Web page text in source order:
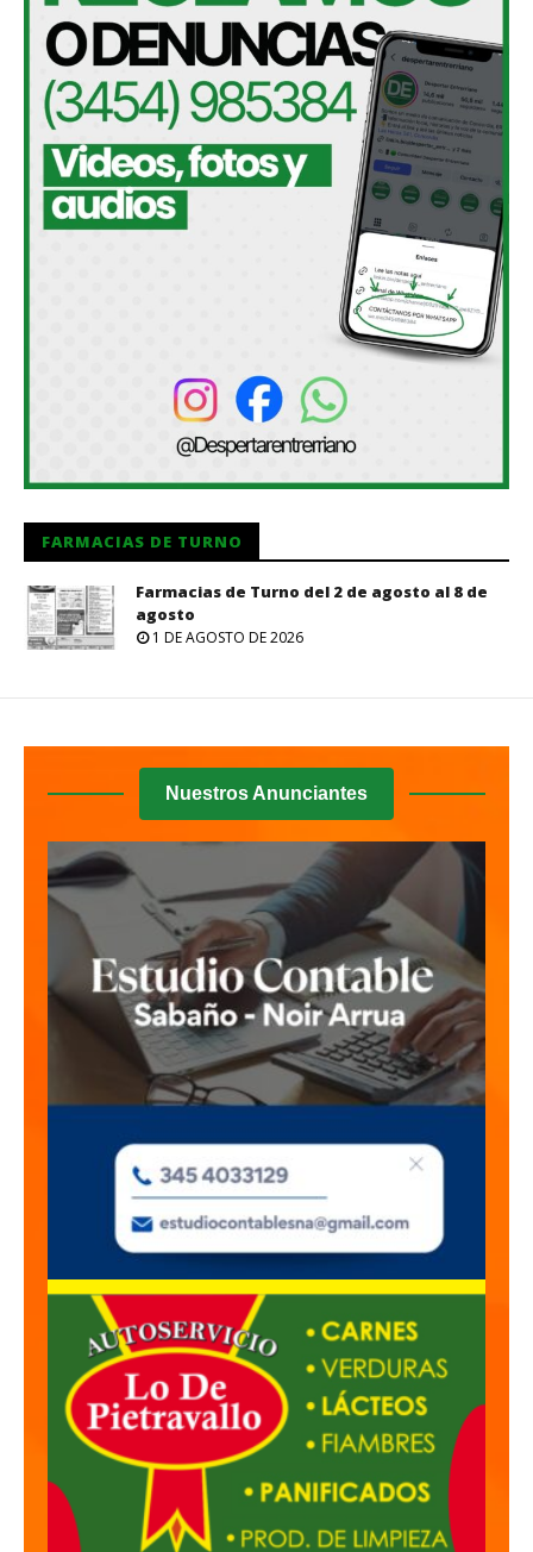
FARMACIAS DE TURNO
Farmacias de Turno del 2 de agosto al 8 de
agosto
1 DE AGOSTO DE 2026
Nuestros Anunciantes